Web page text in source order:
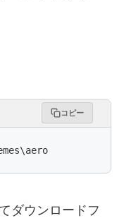
コピー
ダウンロードフ